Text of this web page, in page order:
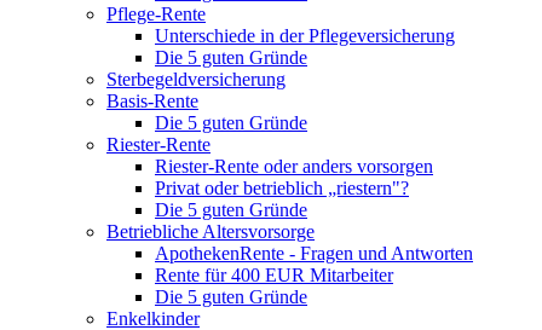
Pflege-Rente
Unterschiede in der Pflegeversicherung
Die 5 guten Gründe
Sterbegeldversicherung
Basis-Rente
Die 5 guten Gründe
Riester-Rente
Riester-Rente oder anders vorsorgen
Privat oder betrieblich „riestern"?
Die 5 guten Gründe
Betriebliche Altersvorsorge
ApothekenRente - Fragen und Antworten
Rente für 400 EUR Mitarbeiter
Die 5 guten Gründe
Enkelkinder